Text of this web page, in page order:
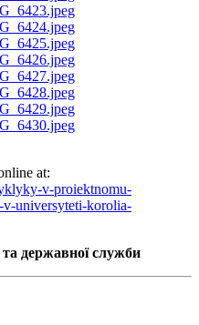
at:
v-proiektnomu-
universyteti-korolia-
державної служби